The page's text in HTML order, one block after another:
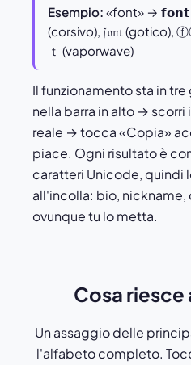
Esempio: «font» → 𝗳𝗼𝗻𝘁
(corsivo), 𝔣𝔬𝔫𝔱 (gotico),
ｔ (vaporwave)
Il funzionamento sta in
nella barra in alto →
reale → tocca «Copia»
piace. Ogni risultato è
caratteri Unicode, quindi
all'incolla: bio,
ovunque tu lo metta.
Cosa riesce
Un assaggio delle
l'alfabeto completo.